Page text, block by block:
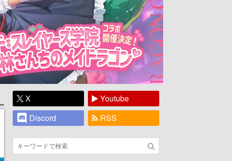
X
Youtube
Discord
RSS